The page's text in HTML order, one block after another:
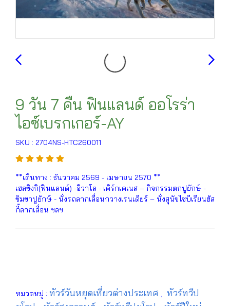
9 วัน 7 คืน ฟินแลนด์ ออโรร่า
ไอซ์เบรกเกอร์-AY
SKU : 2704NS-HTC260011
**เดินทาง : ธันวาคม 2569 - เมษายน 2570 **
เฮลซิงกิ(ฟินแลนด์) -อิวาโล - เคิร์กเคเนส – กิจกรรมตกปูยักษ์ -
ชิมขาปูยักษ์ - นั่งรถลากเลื่อนกวางเรนเดียร์ – นั่งสุนัขไซบีเรียนฮัส
กี้ลากเลื่อน ฯลฯ
หมวดหมู่ : ทัวร์วันหยุดเที่ยวต่างประเทศ , ทัวร์ทวีป